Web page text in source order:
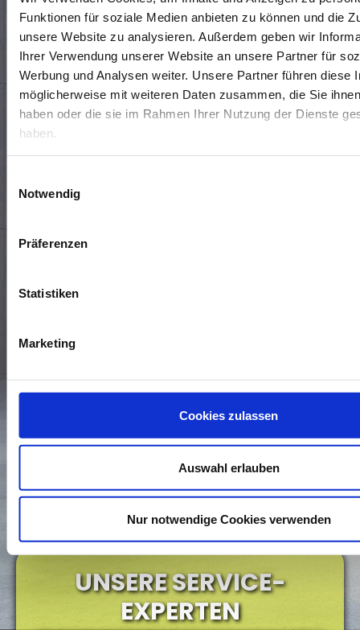
Funktionen für soziale Medien anbieten zu können und die
unsere Website zu analysieren. Außerdem geben wir
Ihrer Verwendung unserer Website an unsere Partner für
Werbung und Analysen weiter. Unsere Partner führen diese
möglicherweise mit weiteren Daten zusammen, die Sie
haben oder die sie im Rahmen Ihrer Nutzung der Dienste
haben.
Notwendig
Präferenzen
Statistiken
Marketing
Cookies zulassen
Auswahl erlauben
Nur notwendige Cookies verwenden
UNSERE SERVICE-
EXPERTEN
Termin vereinbaren
Allgemeine Frage
Angaben machen Sie auf freiwilliger Basis. Zur Bearbeitung
Sie uns in dem Kontaktformular zur Verfügung stellen. Wenn
Sie wissen möchten, wie wir mit Ihren personenbezogenen
Daten umgehen, können Sie dies in unsererDaten­schutz­
erklärungnachlesen.